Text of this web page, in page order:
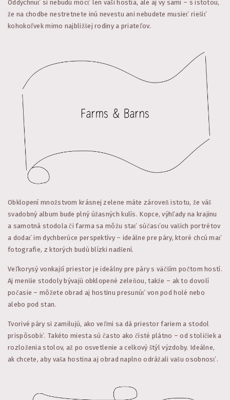
Oddýchnuť si nebudú môcť len vaši hostia, ale aj vy sami – s istotou,
že na chodbe nestretnete inú nevestu ani nebudete musieť riešiť
kohokoľvek mimo najbližšej rodiny a priateľov.
Obklopení množstvom krásnej zelene máte zároveň istotu, že váš
svadobný album bude plný úžasných kulís. Kopce, výhľady na krajinu
a samotná stodola či farma sa môžu stať súčasťou vašich portrétov
a dodať im dychberúce perspektívy – ideálne pre páry, ktoré chcú mať
fotografie, z ktorých budú blízki nadšení.
Veľkorysý vonkajší priestor je ideálny pre páry s väčším počtom hostí.
Aj menšie stodoly bývajú obklopené zeleňou, takže – ak to dovolí
počasie – môžete obrad aj hostinu presunúť von pod holé nebo
alebo pod stan.
Tvorivé páry si zamilujú, ako veľmi sa dá priestor fariem a stodol
prispôsobiť. Takéto miesta sú často ako čisté plátno – od stoličiek a
rozloženia stolov, až po osvetlenie a celkový štýl výzdoby. Ideálne,
ak chcete, aby vaša hostina aj obrad naplno odrážali vašu osobnosť.